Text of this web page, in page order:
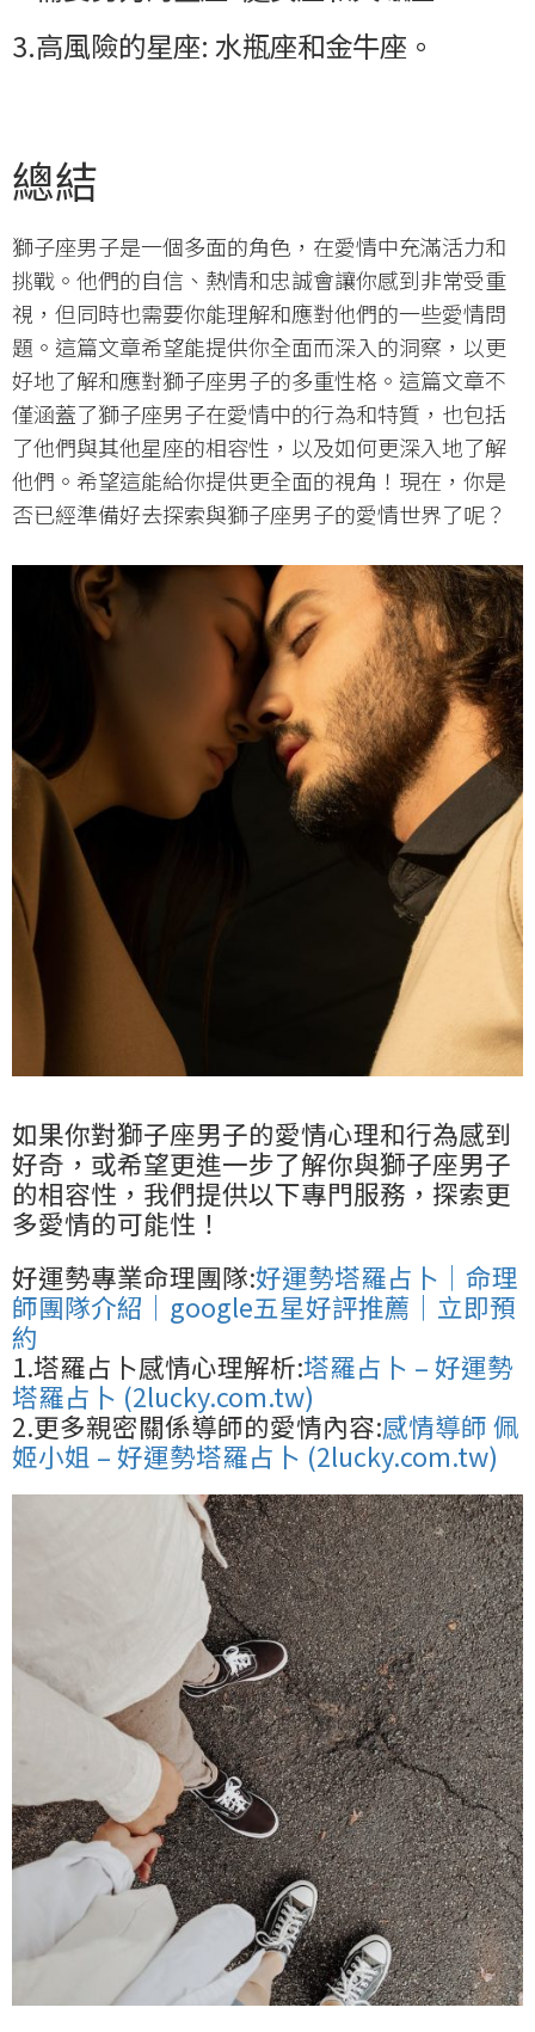
3.高風險的星座: 水瓶座和金牛座。
總結
獅子座男子是一個多面的角色，在愛情中充滿活力和
挑戰。他們的自信、熱情和忠誠會讓你感到非常受重
視，但同時也需要你能理解和應對他們的一些愛情問
題。這篇文章希望能提供你全面而深入的洞察，以更
好地了解和應對獅子座男子的多重性格。這篇文章不
僅涵蓋了獅子座男子在愛情中的行為和特質，也包括
了他們與其他星座的相容性，以及如何更深入地了解
他們。希望這能給你提供更全面的視角！現在，你是
否已經準備好去探索與獅子座男子的愛情世界了呢？
如果你對獅子座男子的愛情心理和行為感到
好奇，或希望更進一步了解你與獅子座男子
的相容性，我們提供以下專門服務，探索更
多愛情的可能性！
好運勢專業命理團隊:好運勢塔羅占卜｜命理
師團隊介紹｜google五星好評推薦｜立即預
約
1.塔羅占卜感情心理解析:塔羅占卜 – 好運勢
塔羅占卜 (2lucky.com.tw)
2.更多親密關係導師的愛情內容:感情導師 佩
姬小姐 – 好運勢塔羅占卜 (2lucky.com.tw)